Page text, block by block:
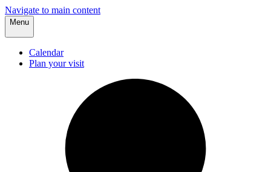
Navigate to main content
Menu
Calendar
Plan your visit